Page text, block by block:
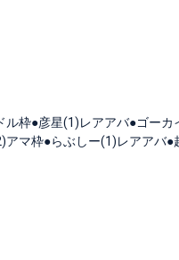
枠●彦星(1)レアアバ●ゴー
マ枠●らぶしー(1)レアアバ